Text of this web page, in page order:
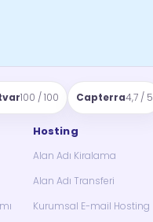
100 / 100 Capterra4,7 / 5
Hosting
Alan Adı Kiralama
Alan Adı Transferi
Kurumsal E-mail Hosting